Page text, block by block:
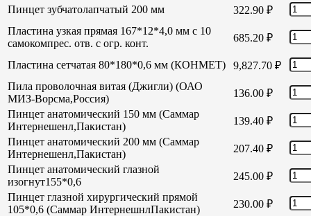
Пинцет зубчатолапчатый 200 мм 322.90 ₽
Пластина узкая прямая 167*12*4,0 мм с 10
самокомпрес. отв. с огр. конт.
685.20 ₽
Пластина сетчатая 80*180*0,6 мм (КОНМЕТ) 9,827.70 ₽
Пила проволочная витая (Джигли) (ОАО
МИЗ-Ворсма,Россия)
136.00 ₽
Пинцет анатомический 150 мм (Саммар
Интернешенл,Пакистан)
139.40 ₽
Пинцет анатомический 200 мм (Саммар
Интернешенл,Пакистан)
207.40 ₽
Пинцет анатомический глазной
изогнут155*0,6
245.00 ₽
Пинцет глазной хирургический прямой
105*0,6 (Саммар ИнтернешнлПакистан)
230.00 ₽